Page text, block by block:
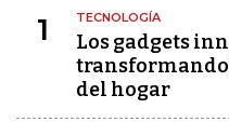
1 TECNOLOGÍA
Los gadgets
del hogar